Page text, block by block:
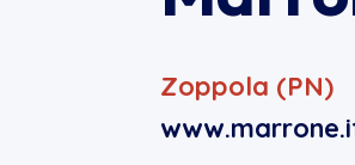
Zoppola (PN)